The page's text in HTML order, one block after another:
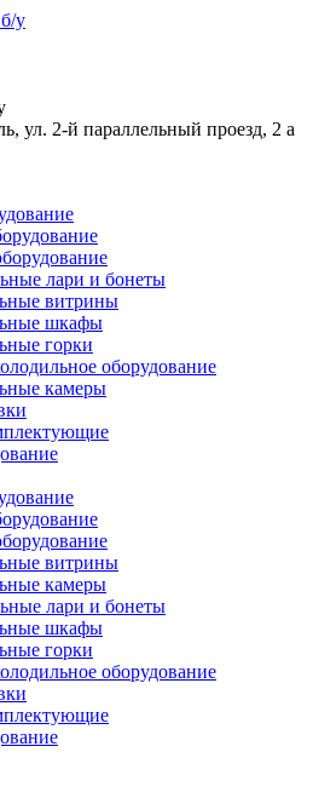
, ул. 2-й параллельный проезд, 2 a
лари и бонеты
витрины
шкафы
горки
оборудование
камеры
витрины
камеры
лари и бонеты
шкафы
горки
оборудование